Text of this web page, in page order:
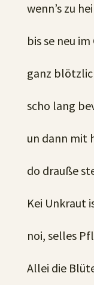
wenn’s zu
bis se neu
ganz
scho lang
un dann mit
do drauße
Kei Unkraut
noi, selles
Allei die